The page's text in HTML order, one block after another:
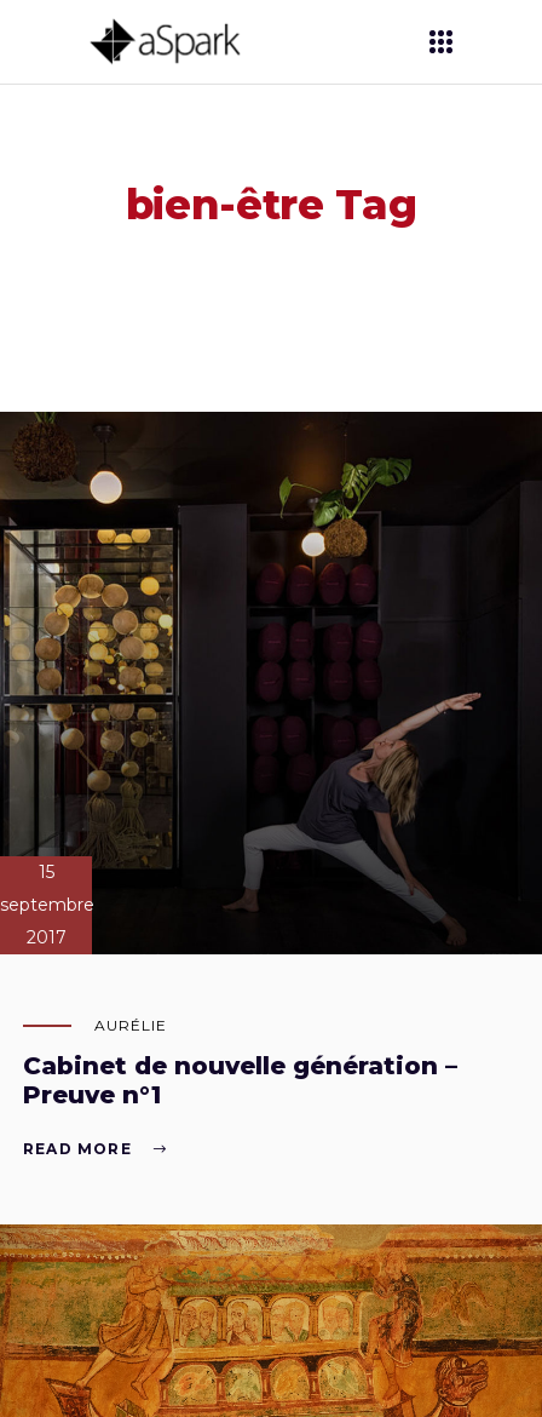
bien-être Tag
15
septembre
2017
AURÉLIE
Cabinet de nouvelle génération –
Preuve n°1
READ MORE